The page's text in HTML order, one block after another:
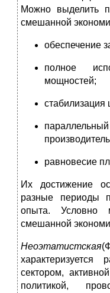
Можно выделить
смешанной
обеспечение
полное
мощностей;
стабилизация
равновесие
Их достижение
разные периоды
опыта. Условно
смешанной
Неоэтатистская
характеризуется
сектором,
политикой,